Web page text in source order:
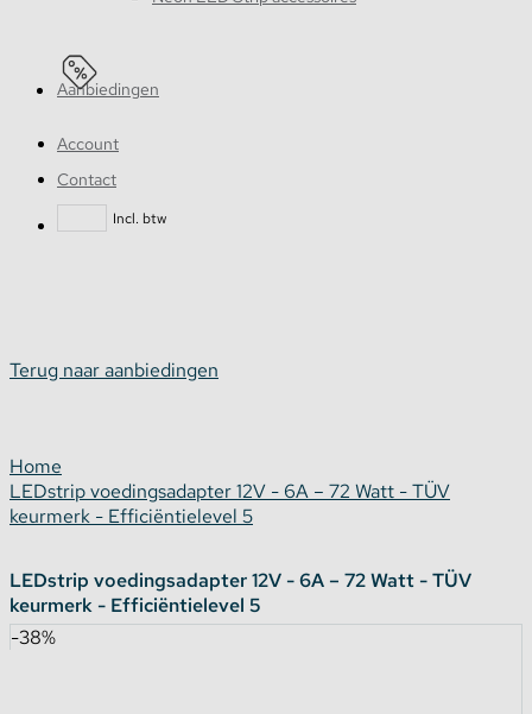
Aanbiedingen
Account
Contact
Incl. btw
Terug naar aanbiedingen
Home
LEDstrip voedingsadapter 12V - 6A – 72 Watt - TÜV
keurmerk - Efficiëntielevel 5
LEDstrip voedingsadapter 12V - 6A – 72 Watt - TÜV
keurmerk - Efficiëntielevel 5
-38%